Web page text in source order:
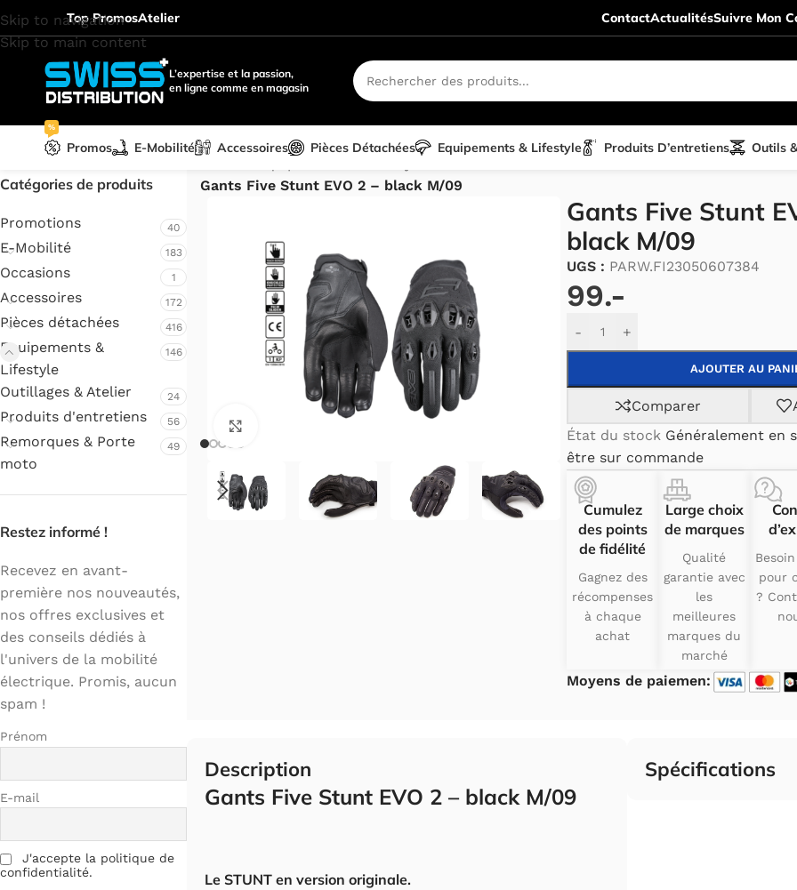
Skip to navigation
Skip to main content
Top PromosAtelier ContactActualitésSuivre Mon
L’expertise et la passion,
en ligne comme en magasin
Promos
%
E-Mobilité Accessoires Pièces Détachées Equipements & Lifestyle Produits D’entretiens Outils
Catégories de produits
Promotions 40
E-Mobilité 183
Occasions 1
Accessoires 172
Pièces détachées 416
Equipements &
Lifestyle
146
Outillages & Atelier 24
Produits d'entretiens 56
Remorques & Porte
moto
49
Restez informé !
Recevez en avant-
première nos nouveautés,
nos offres exclusives et
des conseils dédiés à
l'univers de la mobilité
électrique. Promis, aucun
spam !
Prénom
E-mail
J'accepte la politique de
confidentialité.
Gants Five Stunt EVO 2 – black M/09
Gants Five Stunt
black M/09
UGS : PARW.FI23050607384
99.-
- +
AJOUTER AU
Alternative:
Comparer
État du stock Généralement en
être sur commande
Cumulez
des points
de fidélité
Gagnez des
récompenses
à chaque
achat
Large choix
de marques
Qualité
garantie avec
les
meilleures
marques du
marché
pour
?
Moyens de paiemen:
Description
Gants Five Stunt EVO 2 – black M/09
Le STUNT en version originale.
Spécifications